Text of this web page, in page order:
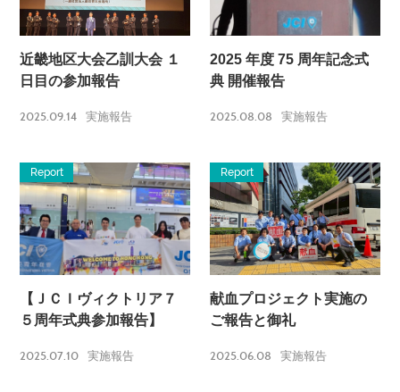
近畿地区大会乙訓大会 １
日目の参加報告
2025.09.14 実施報告
2025 年度 75 周年記念式
典 開催報告
2025.08.08 実施報告
Report
【ＪＣＩヴィクトリア７
５周年式典参加報告】
2025.07.10 実施報告
Report
献血プロジェクト実施の
ご報告と御礼
2025.06.08 実施報告